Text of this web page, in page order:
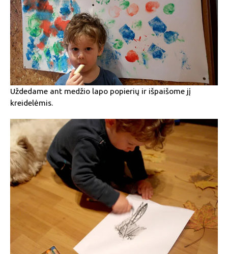
Uždedame ant medžio lapo popierių ir išpaišome jį
kreidelėmis.